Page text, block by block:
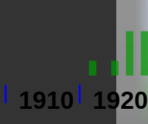
1910 1920